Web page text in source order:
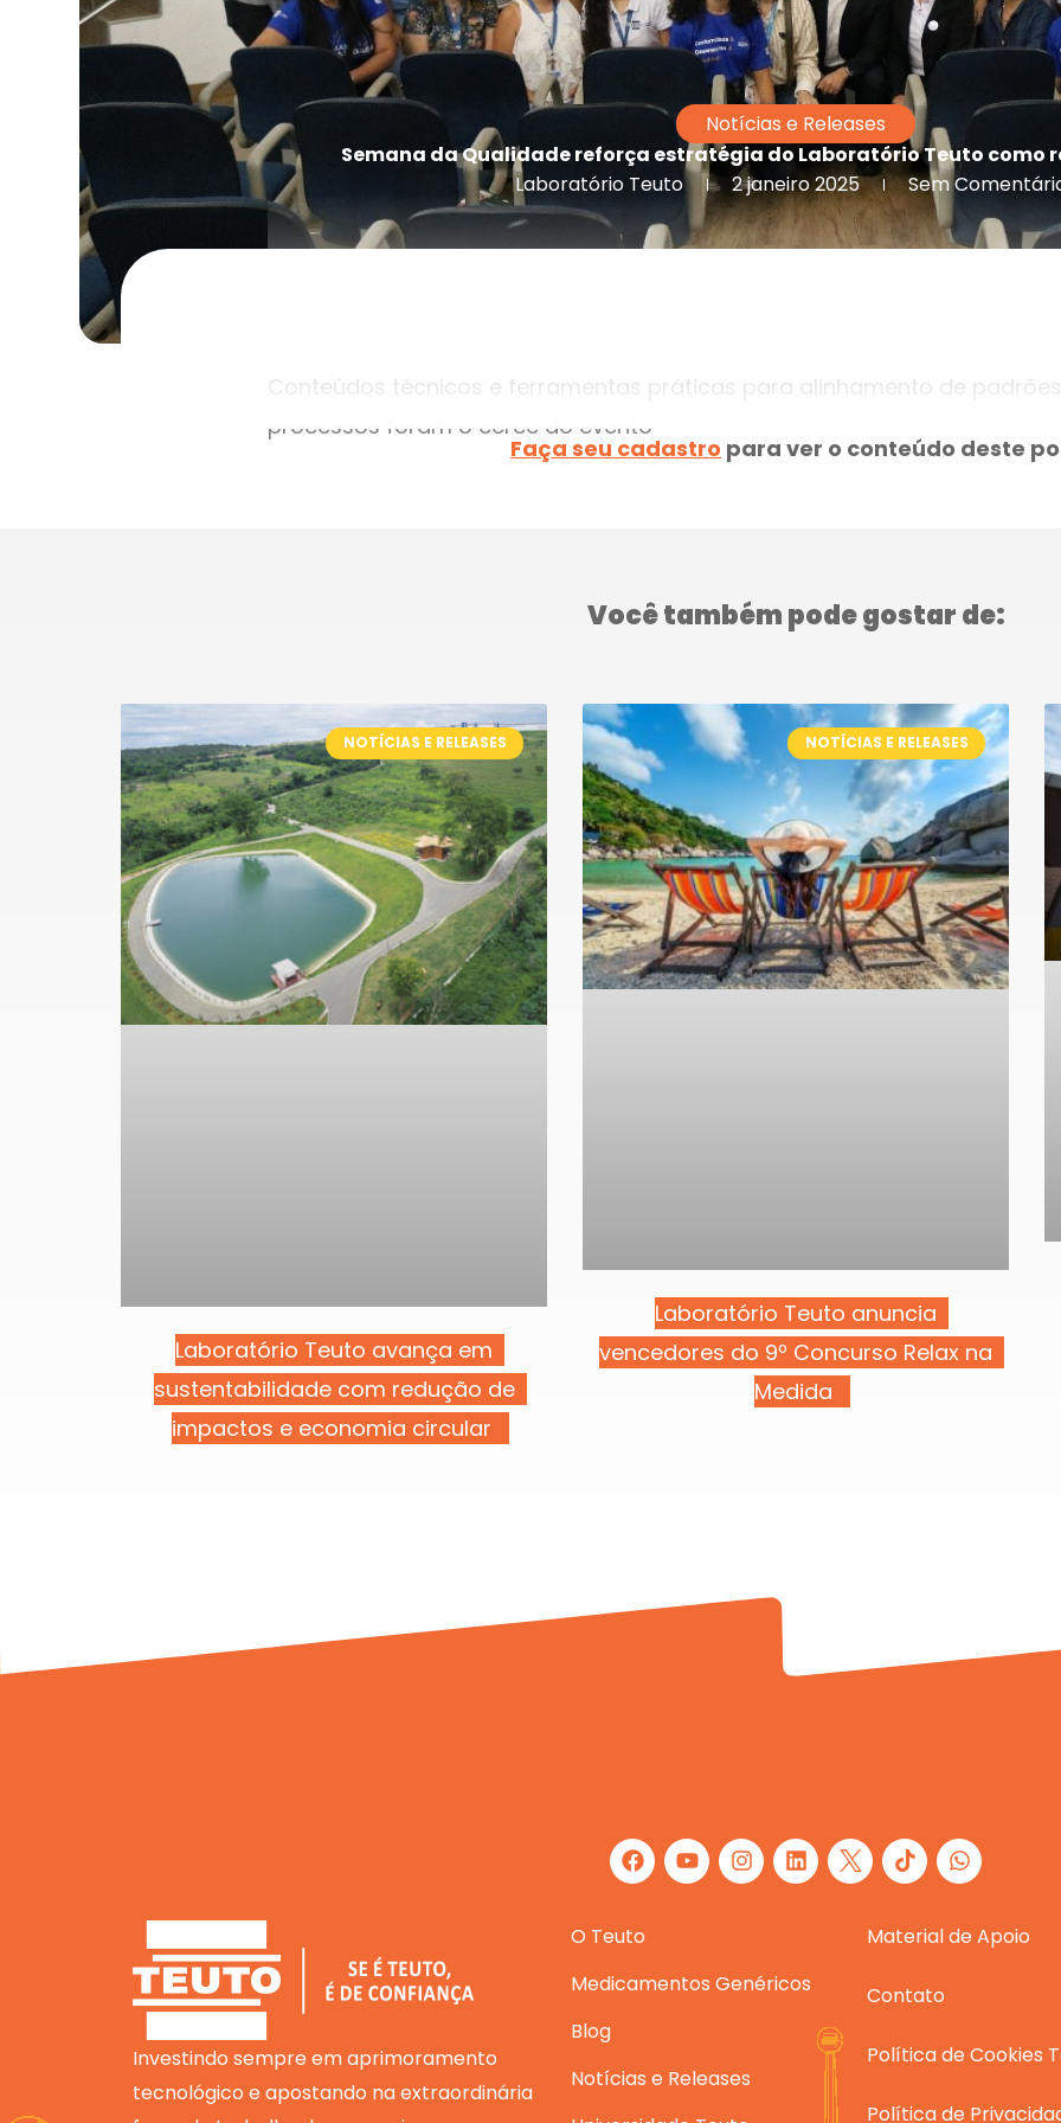
Notícias e Releases
Semana da Qualidade reforça estratégia do Laboratório Teuto como
Laboratório Teuto
2 janeiro 2025 Sem
Conteúdos técnicos e ferramentas práticas para alinhamento de
processos foram o cerce do evento
Faça seu cadastro para ver o conteúdo deste
Você também pode gostar de:
NOTÍCIAS E RELEASES
Laboratório Teuto avança em
sustentabilidade com redução de
impactos e economia circular
NOTÍCIAS E RELEASES
Laboratório Teuto anuncia
vencedores do 9º Concurso Relax na
Medida
F
a
c
b
o
Y
o
u
e
I
n
s
r
L
i
n
i
W
h
a
s
Investindo sempre em aprimoramento
tecnológico e apostando na extraordinária
O Teuto
Medicamentos Genéricos
Blog
Notícias e Releases
Material de Apoio
Contato
Política de Cookies
Política de